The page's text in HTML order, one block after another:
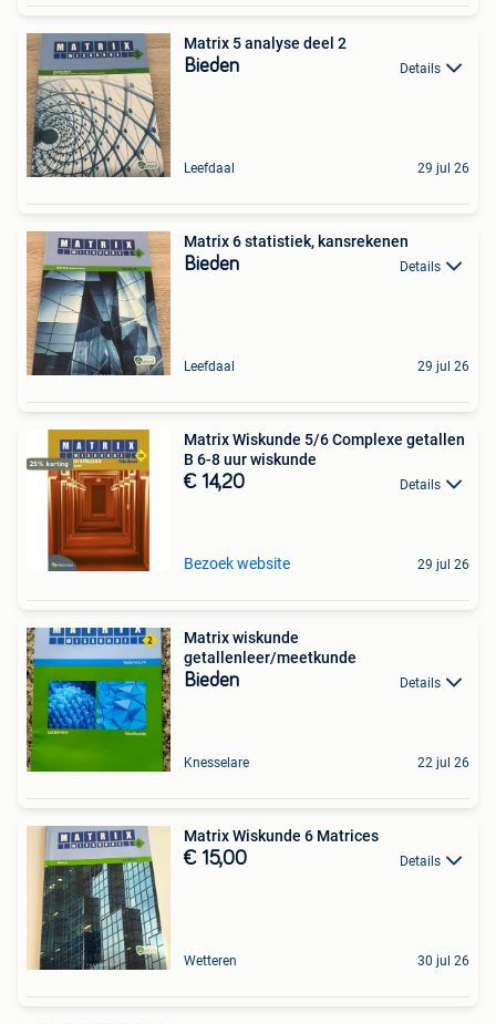
Matrix 5 analyse deel 2
Bieden Details
Leefdaal 29 jul 26
Matrix 6 statistiek, kansrekenen
Bieden Details
Leefdaal 29 jul 26
Matrix Wiskunde 5/6 Complexe getallen
B 6-8 uur wiskunde
€ 14,20 Details
Bezoek website 29 jul 26
Matrix wiskunde
getallenleer/meetkunde
Bieden Details
Knesselare 22 jul 26
Matrix Wiskunde 6 Matrices
€ 15,00 Details
Wetteren 30 jul 26